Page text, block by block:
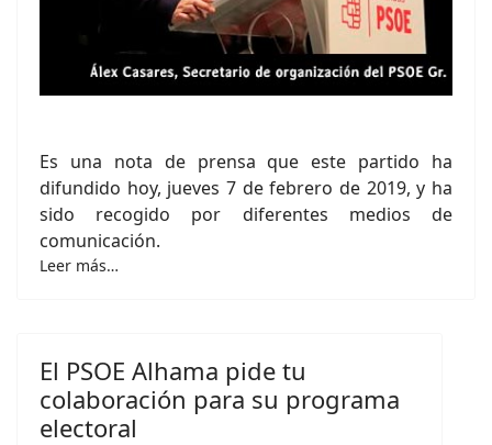
Es una nota de prensa que este partido ha
difundido hoy, jueves 7 de febrero de 2019, y ha
sido recogido por diferentes medios de
comunicación.
Leer más…
El PSOE Alhama pide tu
colaboración para su programa
electoral